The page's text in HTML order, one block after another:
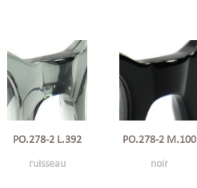
PO.278-2 L.392
ruisseau
PO.278-2 M.100
noir